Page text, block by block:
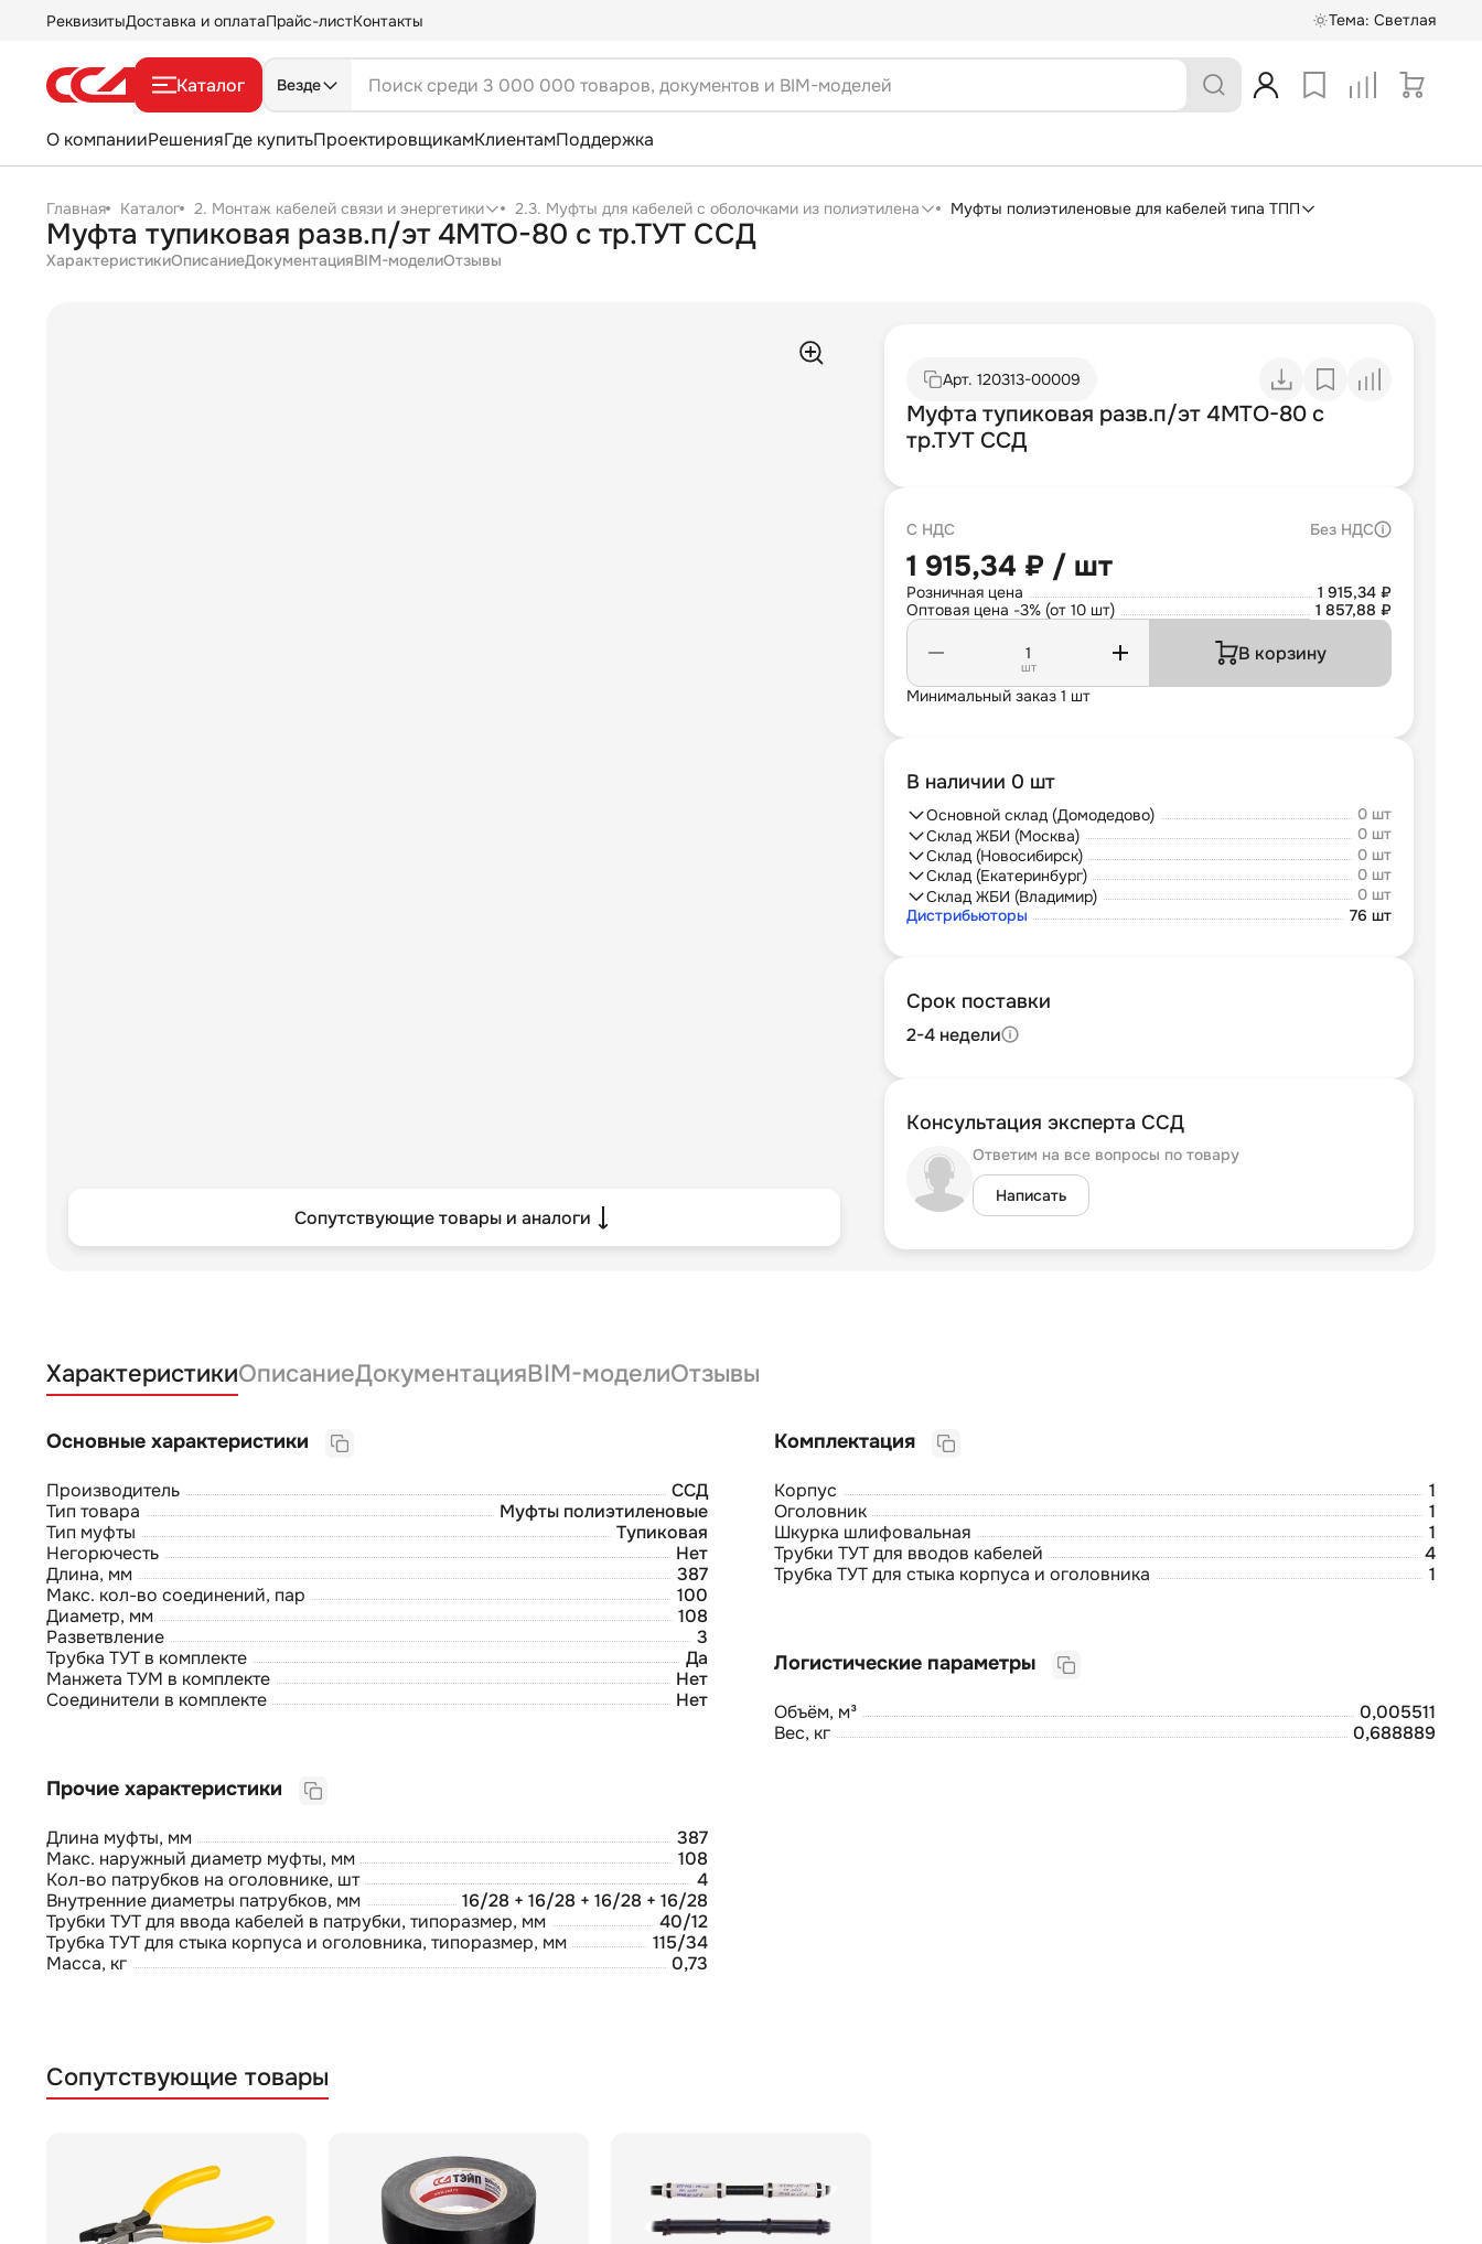
РеквизитыДоставка и оплатаПрайс-листКонтакты Тема: Светлая
Каталог Везде
О компанииРешенияГде купитьПроектировщикамКлиентамПоддержка
Главная Каталог 2. Монтаж кабелей связи и энергетики 2.3. Муфты для кабелей с оболочками из полиэтилена Муфты полиэтиленовые для кабелей типа ТПП
Муфта тупиковая разв.п/эт 4МТО-80 с тр.ТУТ ССД
ХарактеристикиОписаниеДокументацияBIM-моделиОтзывы
Сопутствующие товары и аналоги
Арт. 120313-00009
Муфта тупиковая разв.п/эт 4МТО-80 с
тр.ТУТ ССД
С НДС Без НДС
1 915,34 ₽ / шт
Розничная цена
1 915,34 ₽
Оптовая цена -3% (от 10 шт)
1 857,88 ₽
шт
В корзину
Минимальный заказ 1 шт
В наличии 0 шт
Основной склад (Домодедово)
0 шт
Склад ЖБИ (Москва)
0 шт
Склад (Новосибирск)
0 шт
Склад (Екатеринбург)
0 шт
Склад ЖБИ (Владимир)
0 шт
Дистрибьюторы
76 шт
Срок поставки
2-4 недели
Консультация эксперта ССД
Ответим на все вопросы по товару
Написать
ХарактеристикиОписаниеДокументацияBIM-моделиОтзывы
Производитель
ССД
Тип товара
Муфты полиэтиленовые
Тип муфты
Тупиковая
Негорючесть
Нет
Длина, мм
387
Макс. кол-во соединений, пар
100
Диаметр, мм
108
Разветвление
3
Трубка ТУТ в комплекте
Да
Манжета ТУМ в комплекте
Нет
Соединители в комплекте
Нет
Длина муфты, мм
387
Макс. наружный диаметр муфты, мм
108
Кол-во патрубков на оголовнике, шт
4
Внутренние диаметры патрубков, мм
16/28 + 16/28 + 16/28 + 16/28
Трубки ТУТ для ввода кабелей в патрубки, типоразмер, мм
40/12
Трубка ТУТ для стыка корпуса и оголовника, типоразмер, мм
115/34
Масса, кг
0,73
Корпус
1
Оголовник
1
Шкурка шлифовальная
1
Трубки ТУТ для вводов кабелей
4
Трубка ТУТ для стыка корпуса и оголовника
1
Объём, м³
0,005511
Вес, кг
0,688889
Сопутствующие товары